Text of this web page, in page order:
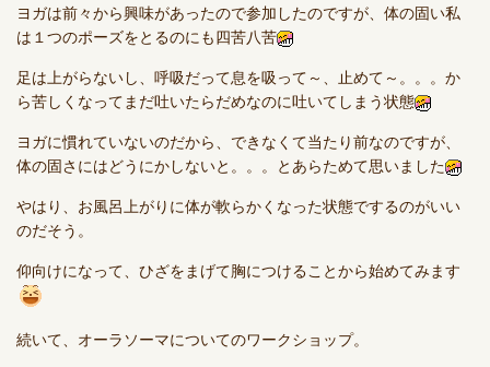
ヨガは前々から興味があったので参加したのですが、体の固い私
は１つのポーズをとるのにも四苦八苦
足は上がらないし、呼吸だって息を吸って～、止めて～。。。か
ら苦しくなってまだ吐いたらだめなのに吐いてしまう状態
ヨガに慣れていないのだから、できなくて当たり前なのですが、
体の固さにはどうにかしないと。。。とあらためて思いました
やはり、お風呂上がりに体が軟らかくなった状態でするのがいい
のだそう。
仰向けになって、ひざをまげて胸につけることから始めてみます
続いて、オーラソーマについてのワークショップ。